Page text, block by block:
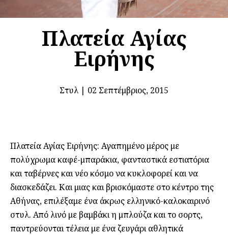
Πλατεία Αγίας
Ειρήνης
Στυλ| 02 Σεπτέμβριος, 2015
Πλατεία Αγίας Ειρήνης: Αγαπημένο μέρος με
πολύχρωμα καφέ-μπαράκια, φανταστικά εστιατόρια
και ταβέρνες και νέο κόσμο να κυκλοφορεί και να
διασκεδάζει. Και μιας και βρισκόμαστε στο κέντρο της
Αθήνας, επιλέξαμε ένα άκρως ελληνικό-καλοκαιρινό
στυλ. Από λινό με βαμβάκι η μπλούζα και το σορτς,
παντρεύονται τέλεια με ένα ζευγάρι αθλητικά